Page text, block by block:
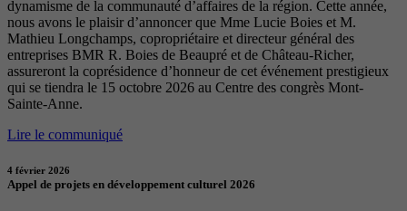
dynamisme de la communauté d’affaires de la région. Cette année,
nous avons le plaisir d’annoncer que Mme Lucie Boies et M.
Mathieu Longchamps, copropriétaire et directeur général des
entreprises BMR R. Boies de Beaupré et de Château-Richer,
assureront la coprésidence d’honneur de cet événement prestigieux
qui se tiendra le 15 octobre 2026 au Centre des congrès Mont-
Sainte-Anne.
Lire le communiqué
4 février 2026
Appel de projets en développement culturel 2026